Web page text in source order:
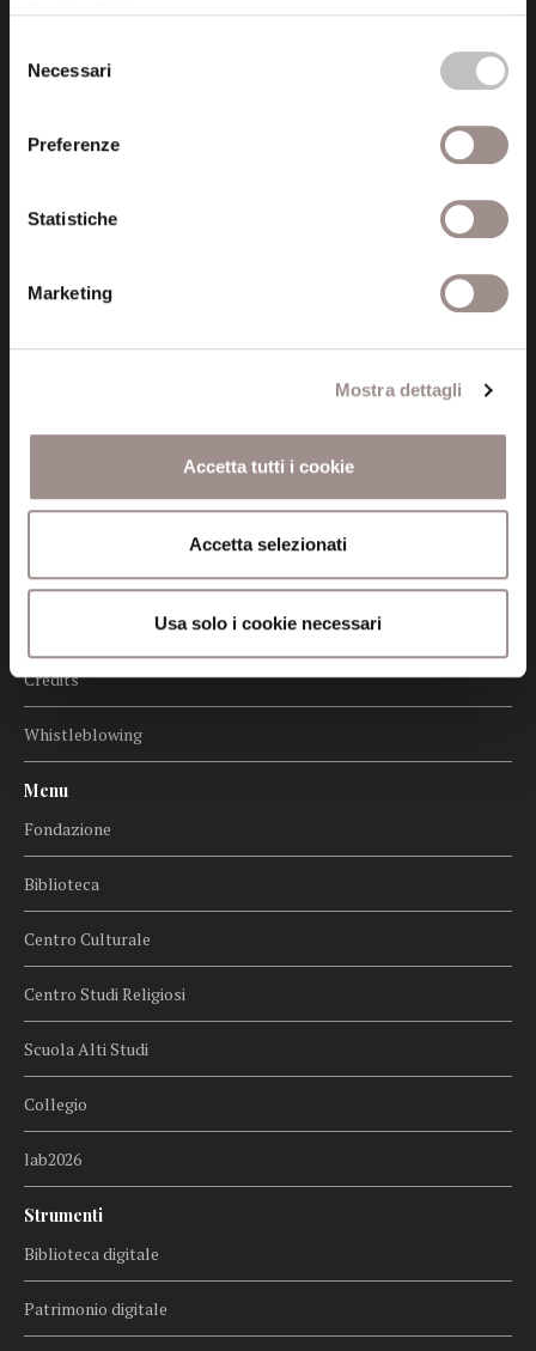
delNecessari
Preferenze
Statistiche
Marketing
Mostra dettagli
Accetta tutti i cookie
Accetta selezionati
Usa solo i cookie necessari
fondazionecollegiosancarlo@legalmail.it
Amministrazione trasparente
Certificazioni
Credits
Whistleblowing
Menu
Fondazione
Biblioteca
Centro Culturale
Centro Studi Religiosi
Scuola Alti Studi
Collegio
lab2026
Strumenti
Biblioteca digitale
Patrimonio digitale